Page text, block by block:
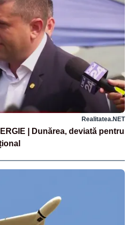
Realitatea.NET
| Dunărea, deviată pentru